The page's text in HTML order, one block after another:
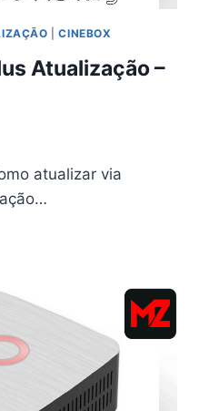
|CINEBOX
Atualização –
atualizar via